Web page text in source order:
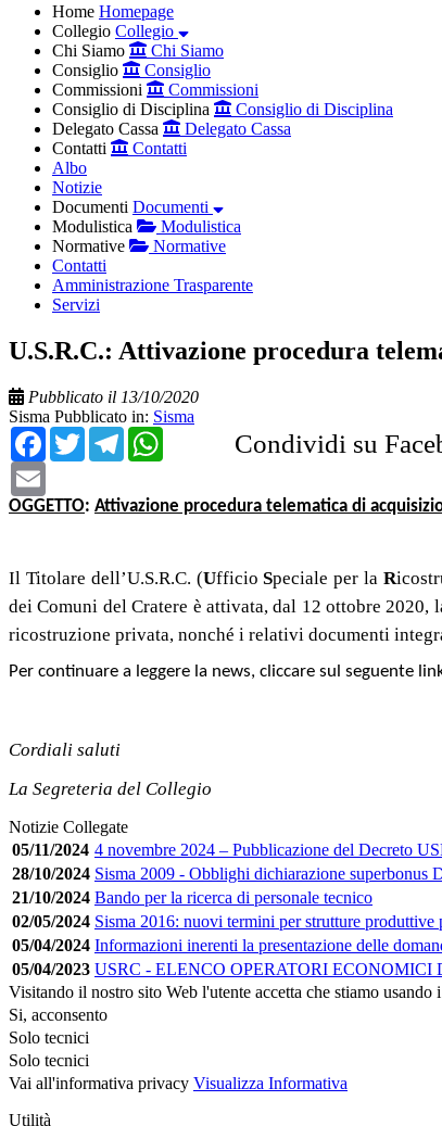
Home Homepage
Collegio Collegio
Chi Siamo
Chi Siamo
Consiglio
Consiglio
Commissioni
Commissioni
Consiglio di Disciplina
Consiglio di Disciplina
Delegato Cassa
Delegato Cassa
Contatti
Contatti
Albo
Notizie
Documenti Documenti
Modulistica
Modulistica
Normative
Normative
Contatti
Amministrazione Trasparente
Servizi
U.S.R.C.: Attivazione procedura
Pubblicato il 13/10/2020
Sisma Pubblicato in: Sisma
Condividi su
Facebook
TwitterTelegram
WhatsApp
Email
OGGETTO: Attivazione procedura telematica di
Il Titolare dell’U.S.R.C. (UfficioSpeciale per la R
dei Comuni del Cratere è attivata, dal 12 ottobre
ricostruzione privata, nonché i relativi documenti
Per continuare a leggere la news, cliccare sul seguente
Cordiali saluti
La Segreteria del Collegio
Notizie Collegate
05/11/2024 4 novembre 2024 – Pubblicazione del Decreto
28/10/2024 Sisma 2009 - Obblighi dichiarazione superbonus
21/10/2024 Bando per la ricerca di personale tecnico
02/05/2024 Sisma 2016: nuovi termini per strutture
05/04/2024 Informazioni inerenti la presentazione delle
05/04/2023 USRC - ELENCO OPERATORI
Visitando il nostro sito Web l'utente accetta che stiamo
Si, acconsento
Solo tecnici
Solo tecnici
Vai all'informativa privacy Visualizza Informativa
Utilità